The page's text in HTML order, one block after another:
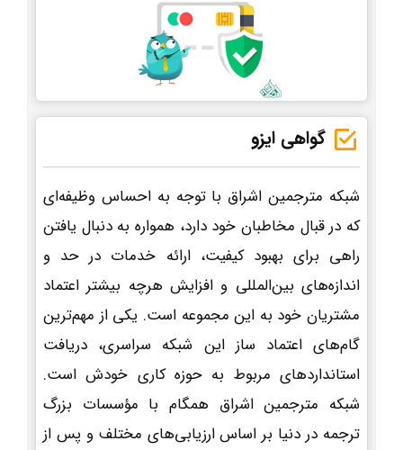
گواهی ایزو
شبکه مترجمین اشراق با توجه به احساس وظیفه‌ای
که در قبال مخاطبان خود دارد، همواره به دنبال یافتن
راهی برای بهبود کیفیت، ارائه خدمات در حد و
اندازه‌های بین‌المللی و افزایش هرچه بیشتر اعتماد
مشتریان خود به این مجموعه است. یکی از مهم‌ترین
گام‌های اعتماد ساز این شبکه سراسری، دریافت
استانداردهای مربوط به حوزه کاری خودش است.
شبکه مترجمین اشراق همگام با مؤسسات بزرگ
ترجمه در دنیا بر اساس ارزیابی‌های مختلف و پس از